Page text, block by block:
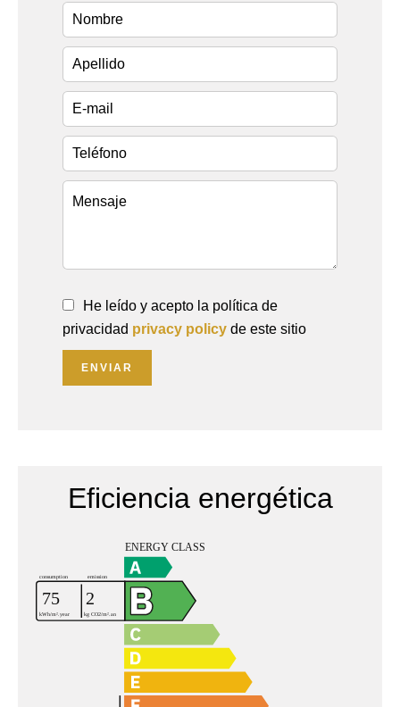
He leído y acepto la política de
privacidad privacy policy de este sitio
ENVIAR
Eficiencia energética